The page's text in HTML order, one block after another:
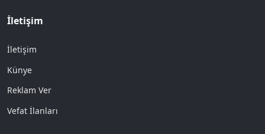
İletişim
İletişim
Künye
Reklam Ver
Vefat İlanları